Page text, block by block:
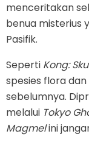
menceritakan
benua misterius
Pasifik.
Seperti Kong:
spesies flora
sebelumnya.
melalui Tokyo
Magmelini